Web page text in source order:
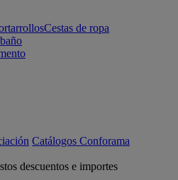
Cestas de ropa
Catálogos Conforama
descuentos e importes